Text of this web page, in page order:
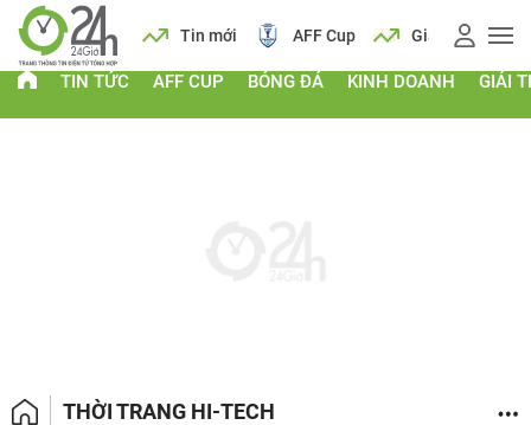
Lịch Tin mới AFF Cup Giá vàng
TIN TỨC AFF CUP BÓNG ĐÁ KINH DOANH GIẢI
THỜI TRANG HI-TECH